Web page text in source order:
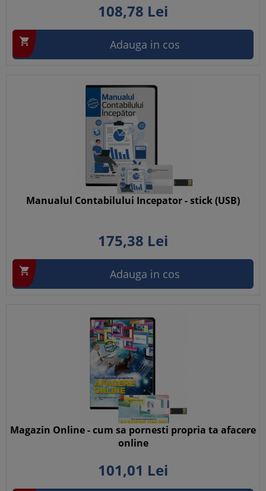
108,78 Lei
 Adauga in cos
Manualul Contabilului Incepator - stick (USB)
175,38 Lei
 Adauga in cos
Magazin Online - cum sa pornesti propria ta afacere
online
101,01 Lei